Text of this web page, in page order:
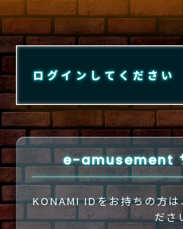
ログインしてください
e-amusement
KONAMI IDをお持ちの方
ださ